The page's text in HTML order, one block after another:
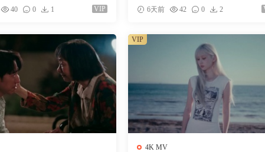
40 0 1 VIP 6天前 42 0 2
4K MV
VIP